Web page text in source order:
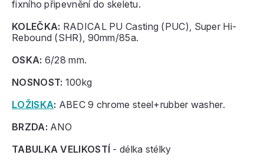
fixního připevnění do skeletu.
KOLEČKA: RADICAL PU Casting (PUC), Super Hi-
Rebound (SHR), 90mm/85a.
OSKA: 6/28 mm.
NOSNOST: 100kg
LOŽISKA: ABEC 9 chrome steel+rubber washer.
BRZDA: ANO
TABULKA VELIKOSTÍ - délka stélky